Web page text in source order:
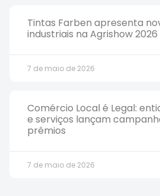
Tintas Farben apresenta
industriais na Agrishow 2026
7 de maio de 2026
Comércio Local é Legal:
e serviços lançam
prêmios
7 de maio de 2026